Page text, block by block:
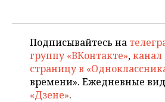
Подписывайтесь на
группу «ВКонтакте»,канал
страницу в
времени». Ежедневные
«Дзене».